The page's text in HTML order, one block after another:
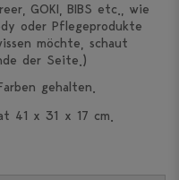
GOKI, BIBS etc., wie
oder Pflegeprodukte
möchte, schaut
der Seite.)
gehalten.
41 x 31 x 17 cm.